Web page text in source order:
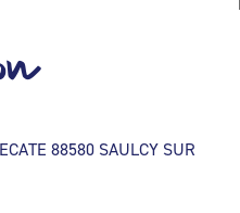
88580 SAULCY SUR